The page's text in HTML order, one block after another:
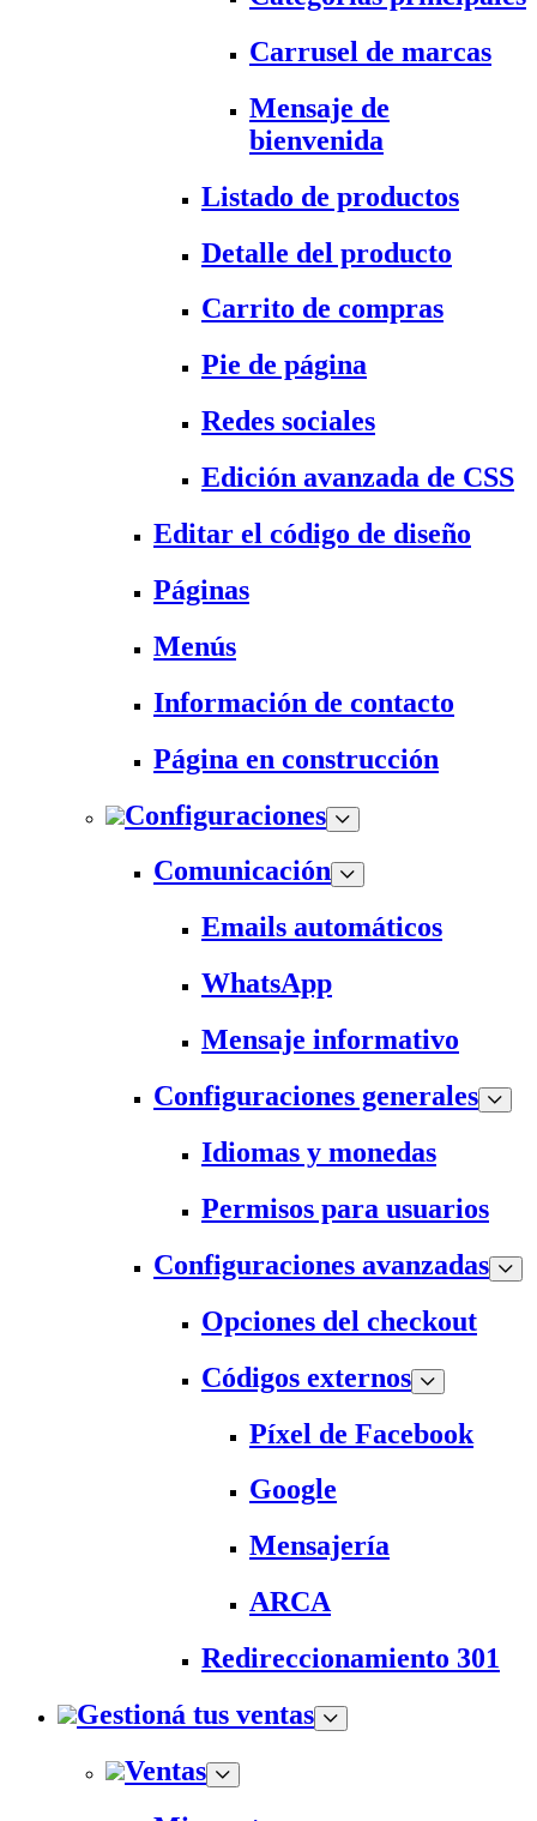
Carrusel de marcas
Mensaje de
bienvenida
Listado de productos
Detalle del producto
Carrito de compras
Pie de página
Redes sociales
Edición avanzada de CSS
Editar el código de diseño
Páginas
Menús
Información de contacto
Página en construcción
Configuraciones
Comunicación
Emails automáticos
WhatsApp
Mensaje informativo
Configuraciones generales
Idiomas y monedas
Permisos para usuarios
Configuraciones avanzadas
Opciones del checkout
Códigos externos
Píxel de Facebook
Google
Mensajería
ARCA
Redireccionamiento 301
Gestioná tus ventas
Ventas